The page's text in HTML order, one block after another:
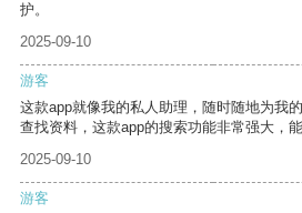
护。
2025-09-10
游客
这款app就像我的私人助理，随时随地为我
查找资料，这款app的搜索功能非常强大，
2025-09-10
游客